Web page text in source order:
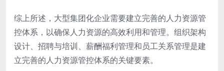
综上所述，大型集团化企业需要建立完善的人力资源管
控体系，以确保人力资源的高效利用和管理。组织架构
设计、招聘与培训、薪酬福利管理和员工关系管理是建
立完善的人力资源管控体系的关键要素。